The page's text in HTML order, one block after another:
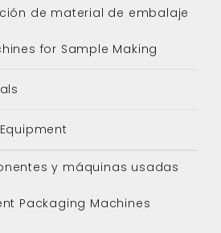
de material de embalaje
for Sample Making
y máquinas usadas
Packaging Machines